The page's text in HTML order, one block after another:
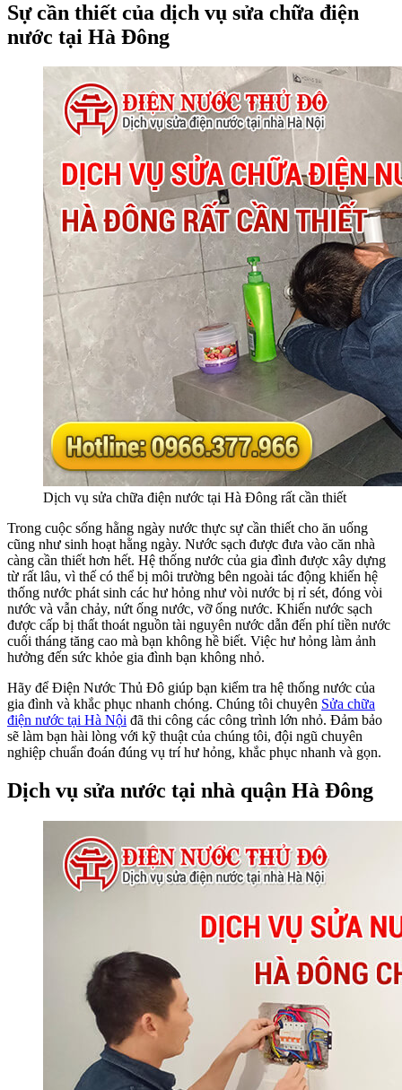
Sự cần thiết của dịch vụ sửa chữa điện
nước tại Hà Đông
Dịch vụ sửa chữa điện nước tại Hà Đông rất cần thiết
Trong cuộc sống hằng ngày nước thực sự cần thiết cho ăn uống
cũng như sinh hoạt hằng ngày. Nước sạch được đưa vào căn nhà
càng cần thiết hơn hết. Hệ thống nước của gia đình được xây dựng
từ rất lâu, vì thế có thể bị môi trường bên ngoài tác động khiến hệ
thống nước phát sinh các hư hỏng như vòi nước bị rỉ sét, đóng vòi
nước và vẫn chảy, nứt ống nước, vỡ ống nước. Khiến nước sạch
được cấp bị thất thoát nguồn tài nguyên nước dẫn đến phí tiền nước
cuối tháng tăng cao mà bạn không hề biết. Việc hư hỏng làm ảnh
hưởng đến sức khỏe gia đình bạn không nhỏ.
Hãy để Điện Nước Thủ Đô giúp bạn kiểm tra hệ thống nước của
gia đình và khắc phục nhanh chóng. Chúng tôi chuyên Sửa chữa
điện nước tại Hà Nội đã thi công các công trình lớn nhỏ. Đảm bảo
sẽ làm bạn hài lòng với kỹ thuật của chúng tôi, đội ngũ chuyên
nghiệp chuẩn đoán đúng vụ trí hư hỏng, khắc phục nhanh và gọn.
Dịch vụ sửa nước tại nhà quận Hà Đông